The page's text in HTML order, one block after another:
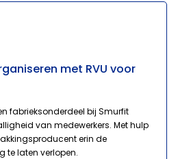
met RVU voor
fabrieksonderdeel bij Smurfit
van medewerkers. Met hulp
erin de
te laten verlopen.